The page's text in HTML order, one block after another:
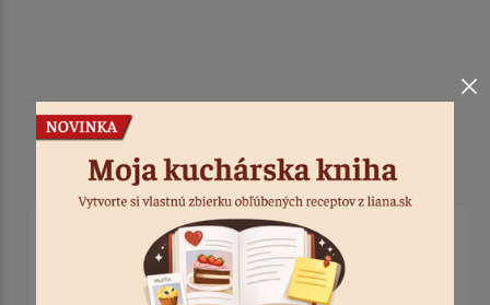
Podobné produkty